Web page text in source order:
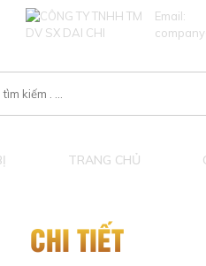
Email:
TRANG CHỦ
CHI TIẾT